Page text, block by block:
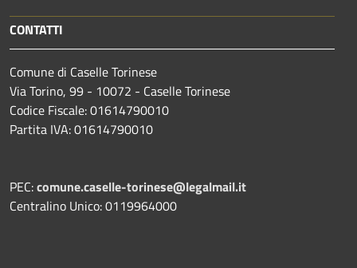
CONTATTI
Comune di Caselle Torinese
Via Torino, 99 - 10072 - Caselle Torinese
Codice Fiscale: 01614790010
Partita IVA: 01614790010
PEC:comune.caselle-torinese@legalmail.it
Centralino Unico: 0119964000